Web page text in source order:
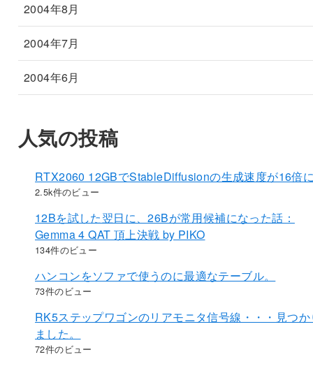
2004年8月
2004年7月
2004年6月
人気の投稿
RTX2060 12GBでStableDiffusionの生成速度が16倍
2.5k件のビュー
12Bを試した翌日に、26Bが常用候補になった話：
Gemma 4 QAT 頂上決戦 by PIKO
134件のビュー
ハンコンをソファで使うのに最適なテーブル。
73件のビュー
RK5ステップワゴンのリアモニタ信号線・・・見つか
ました。
72件のビュー